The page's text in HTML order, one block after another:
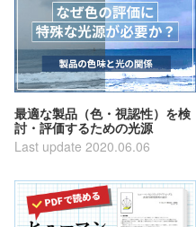
最適な製品（色・視認性）を検
討・評価するための光源
Last update 2020.06.06